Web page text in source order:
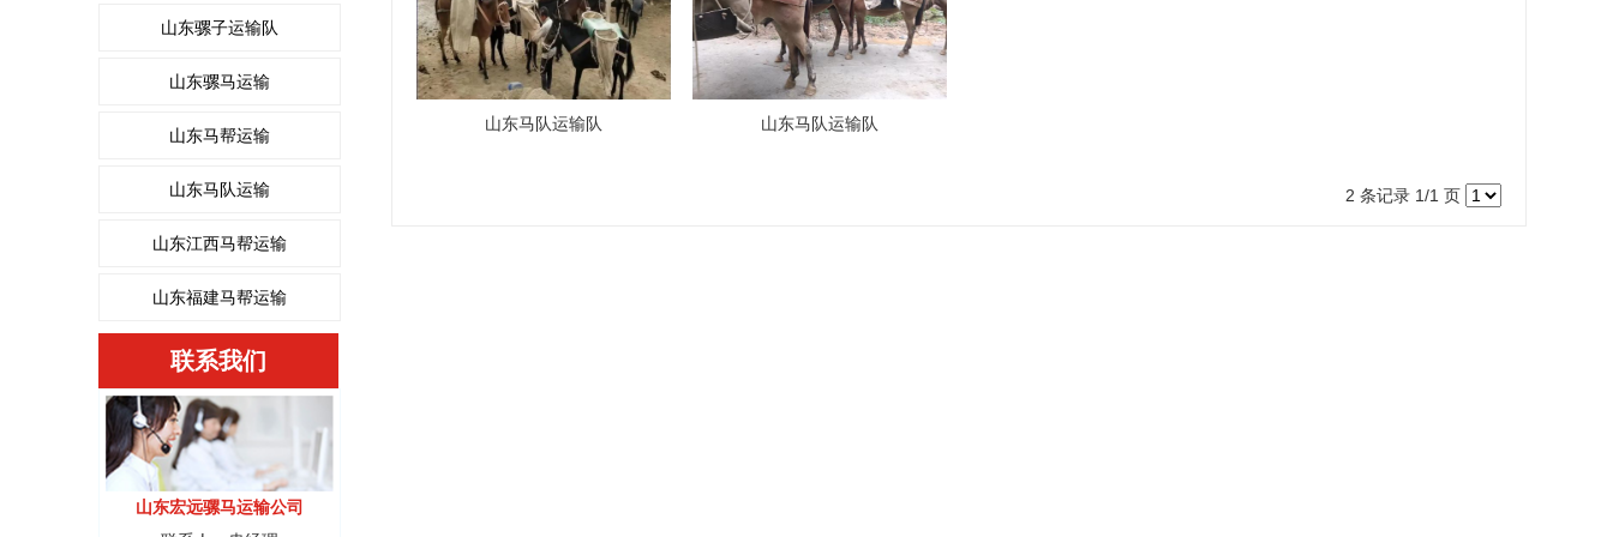
山东骡子运输队
山东骡马运输
山东马帮运输
山东马队运输
山东江西马帮运输
山东福建马帮运输
联系我们
山东宏远骡马运输公司
山东马队运输队 山东马队运输队
2 条记录 1/1 页